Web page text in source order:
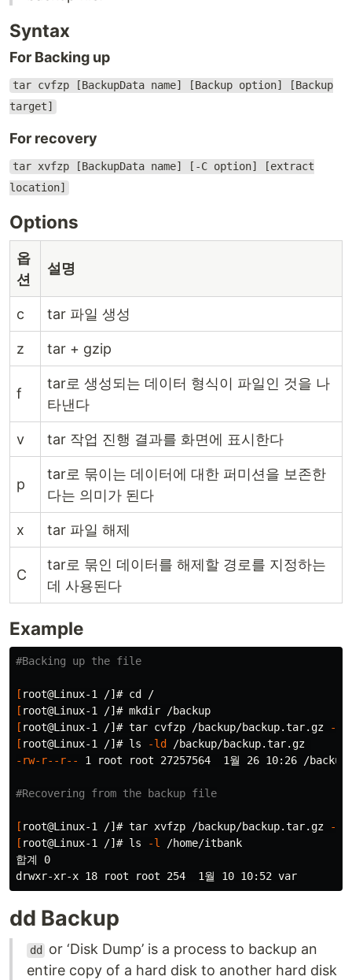
Syntax
For Backing up
tar cvfzp [BackupData name] [Backup option] [Backup
target]
For recovery
tar xvfzp [BackupData name] [-C option] [extract
location]
Options
옵
션
설명
c tar 파일 생성
z tar + gzip
f
tar로 생성되는 데이터 형식이 파일인 것을 나
타낸다
v tar 작업 진행 결과를 화면에 표시한다
p
tar로 묶이는 데이터에 대한 퍼미션을 보존한
다는 의미가 된다
x tar 파일 해제
C
tar로 묶인 데이터를 해제할 경로를 지정하는
데 사용된다
Example
#Backing up the file
[ root@Linux-1 /]# cd
[ root@Linux-1 /]# mkdir
[ root@Linux-1 /]# tar cvfzp /backup/backup.tar.gz
--
[ root@Linux-1 /]# ls -ld
-rw-r--r--
1 root root 27257564  1월 26 10:26 /
#Recovering from the backup file
[ root@Linux-1 /]# tar xvfzp /backup/backup.tar.gz
-C
[ root@Linux-1 /]# ls -l
/home/itbank
합계 0
dd Backup
dd
or ‘Disk Dump’ is a process to backup an
entire copy of a hard disk to another hard disk